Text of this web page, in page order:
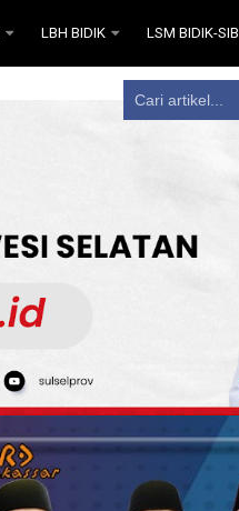
LBH BIDIK LSM BIDIK-SIB